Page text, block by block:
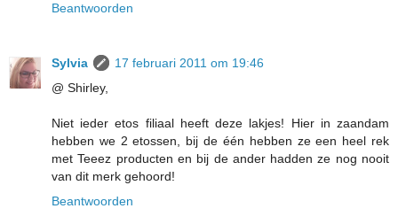
Beantwoorden
Sylvia
17 februari 2011 om 19:46
@ Shirley,
Niet ieder etos filiaal heeft deze lakjes! Hier in zaandam
hebben we 2 etossen, bij de één hebben ze een heel rek
met Teeez producten en bij de ander hadden ze nog nooit
van dit merk gehoord!
Beantwoorden